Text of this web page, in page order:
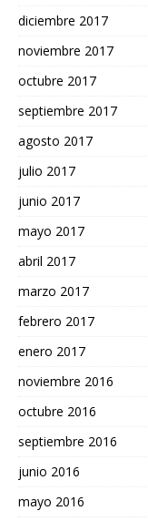
diciembre 2017
noviembre 2017
octubre 2017
septiembre 2017
agosto 2017
julio 2017
junio 2017
mayo 2017
abril 2017
marzo 2017
febrero 2017
enero 2017
noviembre 2016
octubre 2016
septiembre 2016
junio 2016
mayo 2016